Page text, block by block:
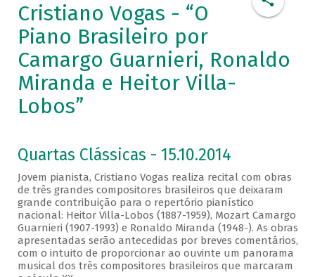
Cristiano Vogas - “O
Piano Brasileiro por
Camargo Guarnieri, Ronaldo
Miranda e Heitor Villa-
Lobos”
Quartas Clássicas - 15.10.2014
Jovem pianista, Cristiano Vogas realiza recital com obras
de três grandes compositores brasileiros que deixaram
grande contribuição para o repertório pianístico
nacional: Heitor Villa-Lobos (1887-1959), Mozart Camargo
Guarnieri (1907-1993) e Ronaldo Miranda (1948-). As obras
apresentadas serão antecedidas por breves comentários,
com o intuito de proporcionar ao ouvinte um panorama
musical dos três compositores brasileiros que marcaram